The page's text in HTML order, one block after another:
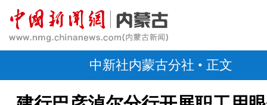
中新社内蒙古分社 • 正文